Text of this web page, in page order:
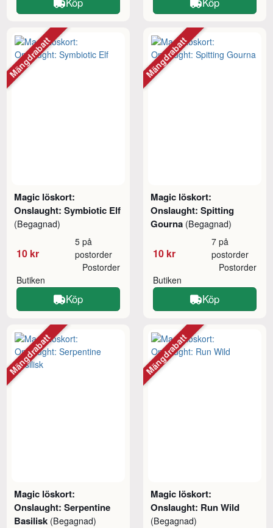
Magic löskort:
Onslaught: Symbiotic Elf
(Begagnad)
10 kr
5 på
postorder
Butiken
Postorder
Köp
Mängdrabatt
Magic löskort:
Onslaught: Spitting
Gourna (Begagnad)
10 kr
7 på
postorder
Butiken
Postorder
Köp
Mängdrabatt
Magic löskort:
Onslaught: Serpentine
Basilisk (Begagnad)
Mängdrabatt
Magic löskort:
Onslaught: Run Wild
(Begagnad)
Mängdrabatt